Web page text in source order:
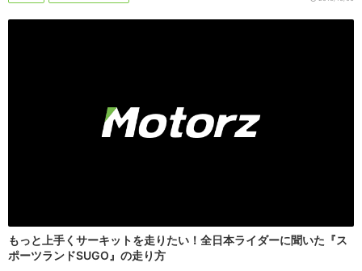
もっと上手くサーキットを走りたい！全日本ライダーに聞いた『ス
ポーツランドSUGO』の走り方